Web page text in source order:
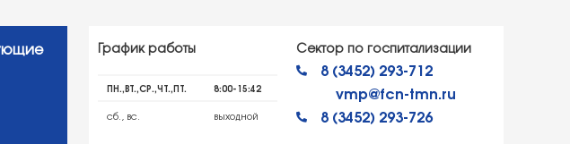
График работы
ПН.,ВТ.,СР.,ЧТ.,ПТ. 8:00-15:42
сб., вс. выходной
Сектор по госпитализации
8 (3452) 293-712
vmp@fcn-tmn.ru
8 (3452) 293-726